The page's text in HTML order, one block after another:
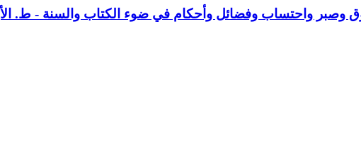
وصبر واحتساب وفضائل وأحكام في ضوء الكتاب والسنة - ط.